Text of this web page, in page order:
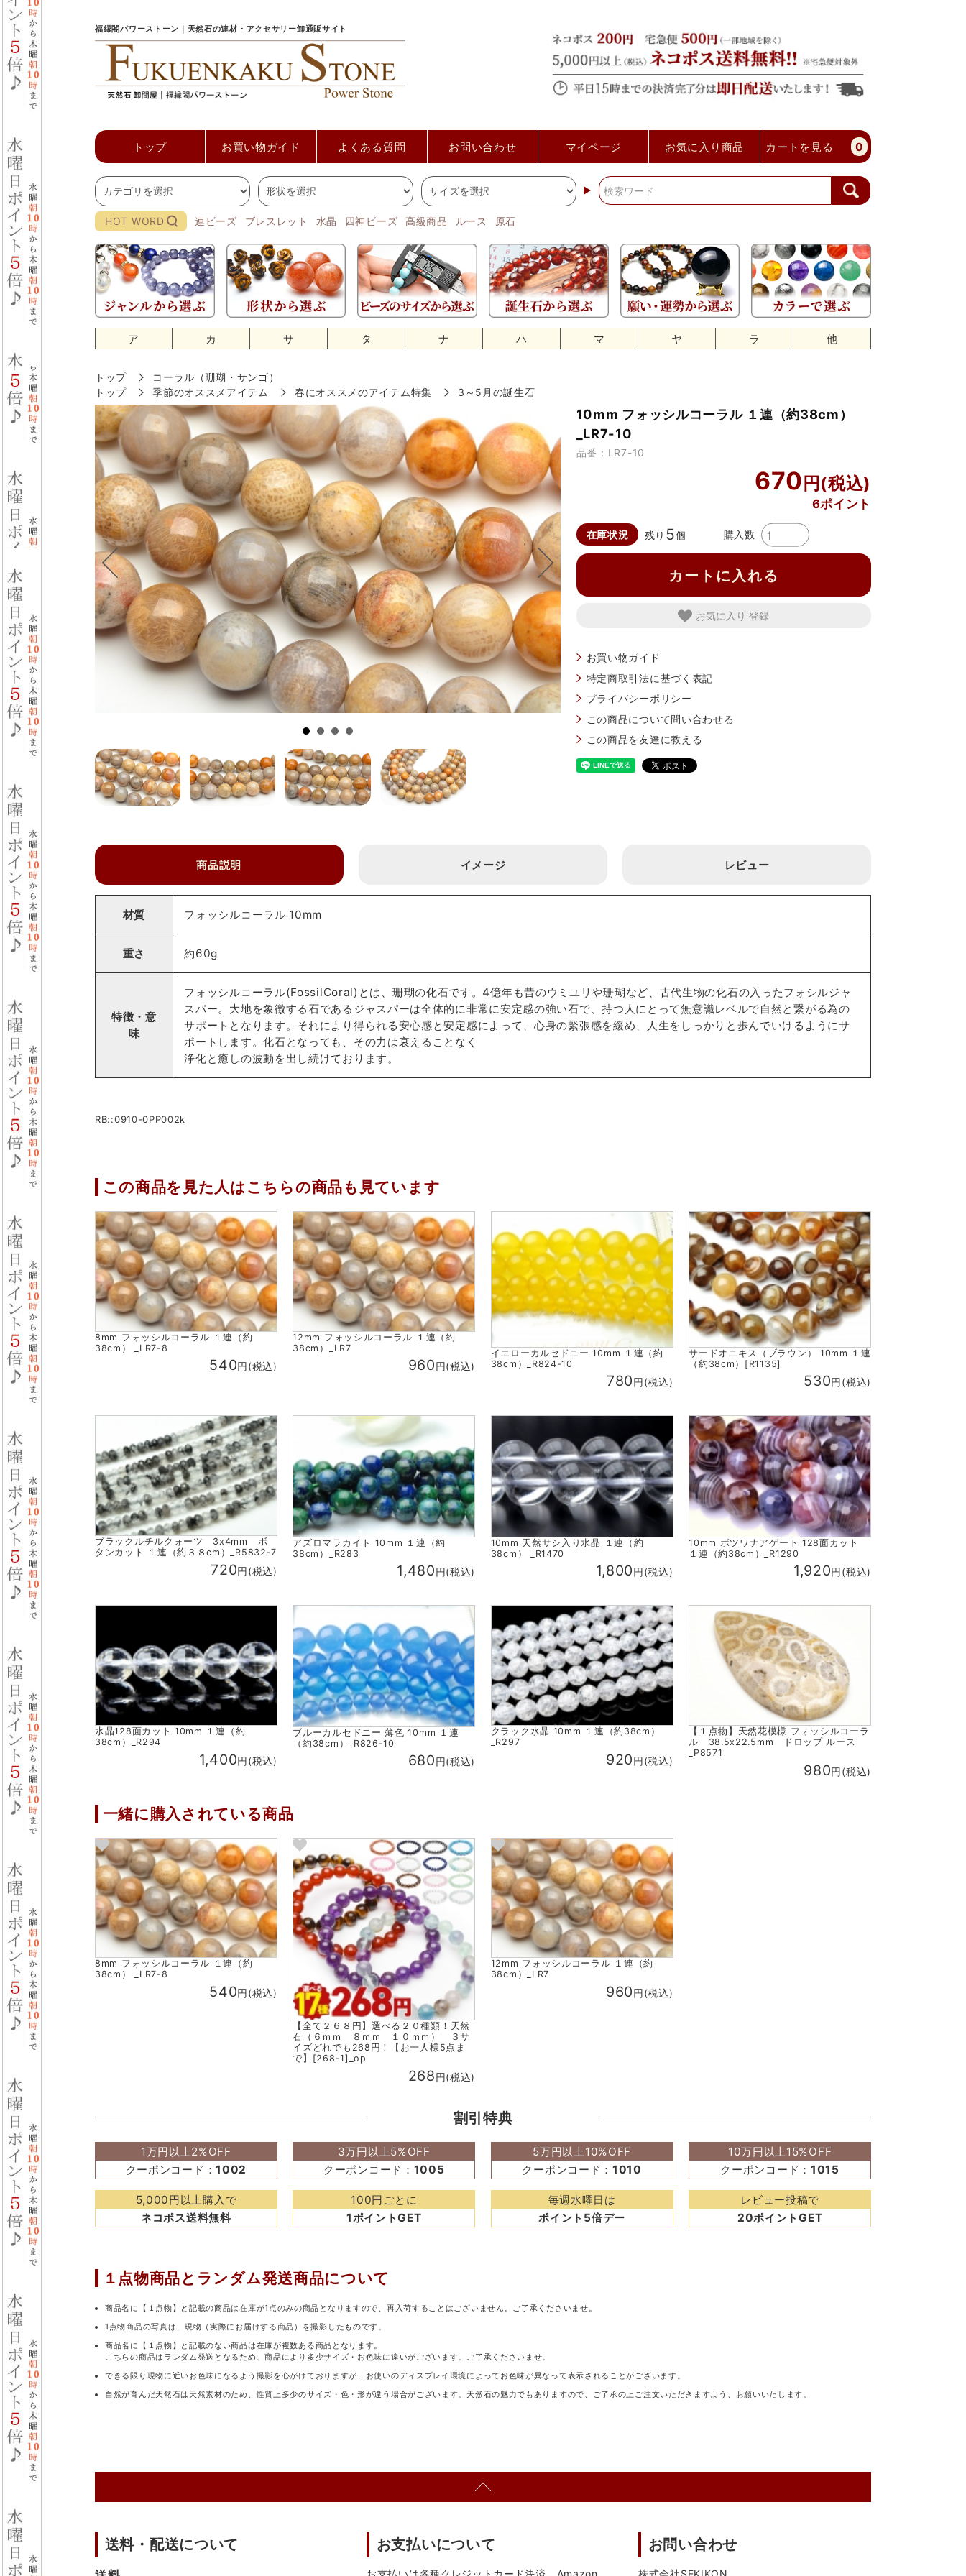
福縁閣パワーストーン｜天然石の連材・アクセサリー卸通販サイト
トップ お買い物ガイド よくある質問 お問い合わせ マイページ お気に入り商品 カートを見る 0
HOT WORD 連ビーズ ブレスレット 水晶 四神ビーズ 高級商品 ルース 原石
ア カ サ タ ナ ハ マ ヤ ラ 他
トップ
コーラル（珊瑚・サンゴ）
トップ
季節のオススメアイテム 春にオススメのアイテム特集 3～5月の誕生石
10mm フォッシルコーラル １連（約38cm）
_LR7-10
品番：LR7-10
670
6ポイント
在庫状況 残り 5個 購入数
カートに入れる
お気に入り
お買い物ガイド
特定商取引法に基づく表記
プライバシーポリシー
この商品について問い合わせる
この商品を友達に教える
商品説明 イメージ レビュー
材質 フォッシルコーラル 10mm
重さ 約60g
特徴・意
味
フォッシルコーラル(FossilCoral)とは、珊瑚の化石です。4億年も昔のウミユリや珊瑚など、古代生物の化石の入ったフォシルジャ
スパー。大地を象徴する石であるジャスパーは全体的に非常に安定感の強い石で、持つ人にとって無意識レベルで自然と繋がる為の
サポートとなります。それにより得られる安心感と安定感によって、心身の緊張感を緩め、人生をしっかりと歩んでいけるようにサ
ポートします。化石となっても、その力は衰えることなく
浄化と癒しの波動を出し続けております。
RB::0910-0PP002k
この商品を見た人はこちらの商品も見ています
8mm フォッシルコーラル １連（約
38cm） _LR7-8
540円(税込)
12mm フォッシルコーラル １連（約
38cm）_LR7
960円(税込)
イエローカルセドニー 10mm １連（約
38cm）_R824-10
780円(税込)
サードオニキス（ブラウン） 10mm １連
（約38cm）[R1135]
530円(税込)
ブラックルチルクォーツ 3x4mm ボ
タンカット １連（約３８cm）_R5832-7
720円(税込)
アズロマラカイト 10mm １連（約
38cm）_R283
1,480円(税込)
10mm 天然サシ入り水晶 １連（約
38cm） _R1470
1,800円(税込)
10mm ボツワナアゲート 128面カット
１連（約38cm）_R1290
1,920円(税込)
水晶128面カット 10mm １連（約
38cm）_R294
1,400円(税込)
ブルーカルセドニー 薄色 10mm １連
（約38cm）_R826-10
680円(税込)
クラック水晶 10mm １連（約38cm）
_R297
920円(税込)
【１点物】天然花模様 フォッシルコーラ
ル 38.5x22.5mm ドロップ ルース
_P8571
980円(税込)
一緒に購入されている商品
8mm フォッシルコーラル １連（約
38cm） _LR7-8
540円(税込)
【全て２６８円】選べる２０種類！天然
石（６ｍｍ ８ｍｍ １０ｍｍ） ３サ
イズどれでも268円！【お一人様5点ま
で】[268-1]_op
268円(税込)
12mm フォッシルコーラル １連（約
38cm）_LR7
960円(税込)
割引特典
1万円以上2%OFF
クーポンコード：1002
3万円以上5%OFF
クーポンコード： 1005
5万円以上10%OFF
クーポンコード：1010
10万円以上15%OFF
クーポンコード： 1015
5,000円以上購入で
ネコポス送料無料
100円ごとに
1ポイントGET
毎週水曜日は
ポイント5倍デー
レビュー投稿で
20ポイントGET
１点物商品と ランダム発送商品について
商品名に【１点物】と記載の商品は在庫が1点のみの商品となりますので、再入荷することはございません。ご了承くださいませ。
1点物商品の写真は、現物（実際にお届けする商品）を撮影したものです。
商品名に【１点物】と記載のない商品は在庫が複数ある商品となります。
こちらの商品はランダム発送となるため、商品により多少サイズ・お色味に違いがございます。ご了承くださいませ。
できる限り現物に近いお色味になるよう撮影を心がけておりますが、お使いのディスプレイ環境によってお色味が異なって表示されることがございます。
自然が育んだ天然石は天然素材のため、性質上多少のサイズ・色・形が違う場合がございます。天然石の魅力でもありますので、ご了承の上ご注文いただきますよう、お願いいたします。
送料・配送について お支払いについて
お支払いは各種クレジットカード決済、Amazon
お問い合わせ
株式会社SEKIKON